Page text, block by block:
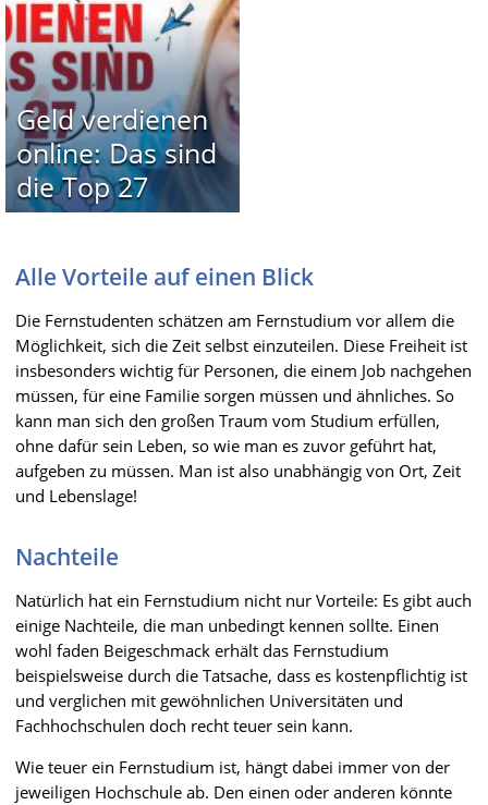
Geld verdienen
online: Das sind
die Top 27
Alle Vorteile auf einen Blick
Die Fernstudenten schätzen am Fernstudium vor allem die
Möglichkeit, sich die Zeit selbst einzuteilen. Diese Freiheit ist
insbesonders wichtig für Personen, die einem Job nachgehen
müssen, für eine Familie sorgen müssen und ähnliches. So
kann man sich den großen Traum vom Studium erfüllen,
ohne dafür sein Leben, so wie man es zuvor geführt hat,
aufgeben zu müssen. Man ist also unabhängig von Ort, Zeit
und Lebenslage!
Nachteile
Natürlich hat ein Fernstudium nicht nur Vorteile: Es gibt auch
einige Nachteile, die man unbedingt kennen sollte. Einen
wohl faden Beigeschmack erhält das Fernstudium
beispielsweise durch die Tatsache, dass es kostenpflichtig ist
und verglichen mit gewöhnlichen Universitäten und
Fachhochschulen doch recht teuer sein kann.
Wie teuer ein Fernstudium ist, hängt dabei immer von der
jeweiligen Hochschule ab. Den einen oder anderen könnte